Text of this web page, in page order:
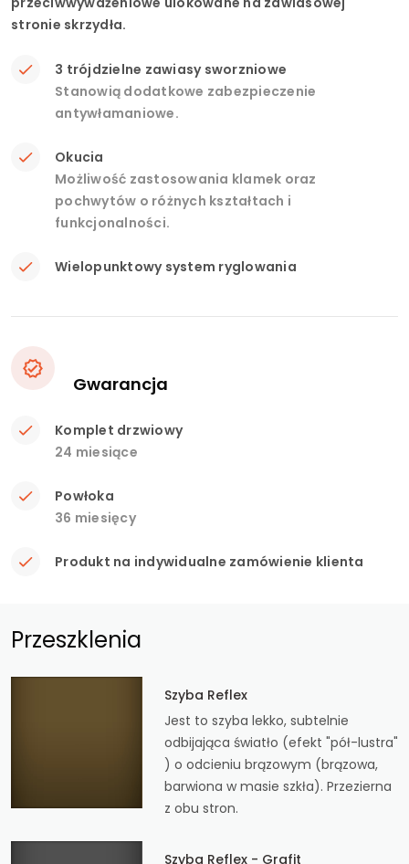
stronie skrzydła.
3 trójdzielne zawiasy sworzniowe
Stanowią dodatkowe zabezpieczenie
antywłamaniowe.
Okucia
Możliwość zastosowania klamek oraz
pochwytów o różnych kształtach i
funkcjonalności.
Wielopunktowy system ryglowania
Gwarancja
Komplet drzwiowy
24 miesiące
Powłoka
36 miesięcy
Produkt na indywidualne zamówienie klienta
Przeszklenia
Szyba Reflex
Jest to szyba lekko, subtelnie
odbijająca światło (efekt "pół-lustra"
) o odcieniu brązowym (brązowa,
barwiona w masie szkła). Przezierna
z obu stron.
Szyba Reflex - Grafit